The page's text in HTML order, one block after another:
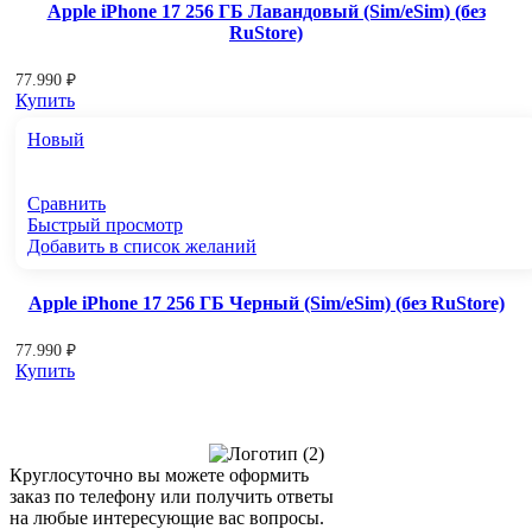
Apple iPhone 17 256 ГБ Лавандовый (Sim/eSim) (без
RuStore)
77.990 ₽
Купить
Новый
Сравнить
Быстрый просмотр
Добавить в список желаний
Apple iPhone 17 256 ГБ Черный (Sim/eSim) (без RuStore)
77.990 ₽
Купить
Круглосуточно вы можете оформить
заказ по телефону или получить ответы
на любые интересующие вас вопросы.